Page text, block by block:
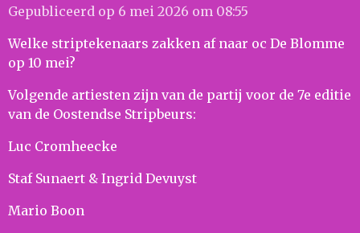
Gepubliceerd op 6 mei 2026 om 08:55
Welke striptekenaars zakken af naar oc De Blomme
op 10 mei?
Volgende artiesten zijn van de partij voor de 7e editie
van de Oostendse Stripbeurs:
Luc Cromheecke
Staf Sunaert & Ingrid Devuyst
Mario Boon